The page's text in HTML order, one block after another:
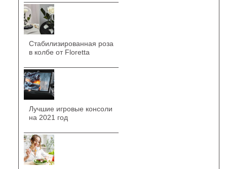
Стабилизированная роза
в колбе от Floretta
Лучшие игровые консоли
на 2021 год